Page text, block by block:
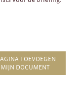
TOEVOEGEN
DOCUMENT